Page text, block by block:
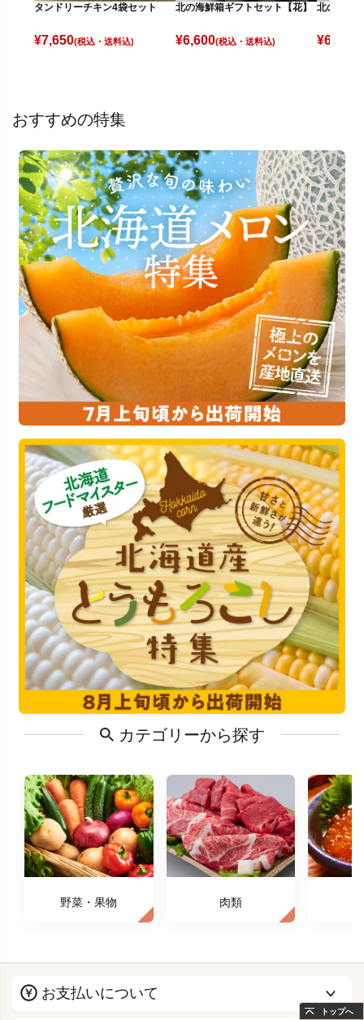
タンドリーチキン4袋セット
¥7,650(税込)
北の海鮮箱ギフトセット【花】
¥6,600(税込)
北の海鮮
¥6,200
おすすめの特集
カテゴリーから探す
野菜・果物 肉類
お支払いについて
トップへ